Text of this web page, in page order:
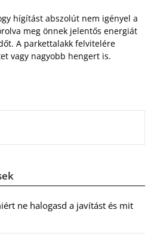
hígítást abszolút nem igényel a
meg önnek jelentős energiát
A parkettalakk felvitelére
vagy nagyobb hengert is.
ne halogasd a javítást és mit